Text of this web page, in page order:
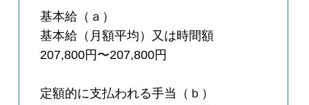
基本給（ａ）
基本給（月額平均）又は時間額
207,800円〜207,800円
定額的に支払われる手当（ｂ）